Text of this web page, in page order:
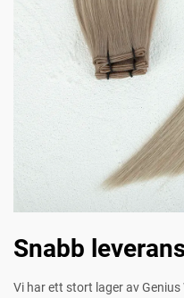
Snabb
Vi har ett stort lager av